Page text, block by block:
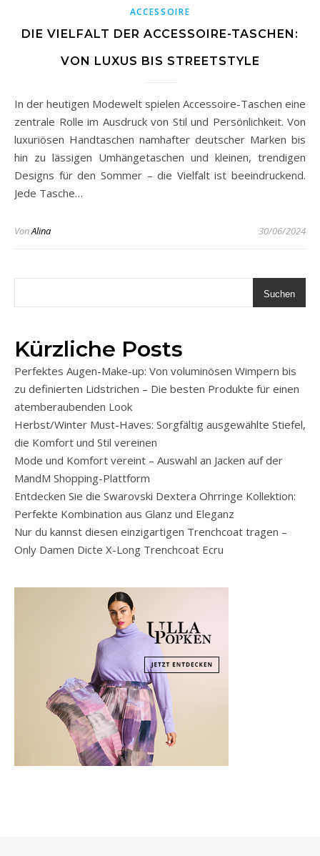
ACCESSOIRE
DIE VIELFALT DER ACCESSOIRE-TASCHEN:
VON LUXUS BIS STREETSTYLE
In der heutigen Modewelt spielen Accessoire-Taschen eine
zentrale Rolle im Ausdruck von Stil und Persönlichkeit. Von
luxuriösen Handtaschen namhafter deutscher Marken bis
hin zu lässigen Umhängetaschen und kleinen, trendigen
Designs für den Sommer – die Vielfalt ist beeindruckend.
Jede Tasche…
VonAlina 30/06/2024
Suchen
Kürzliche Posts
Perfektes Augen-Make-up: Von voluminösen Wimpern bis
zu definierten Lidstrichen – Die besten Produkte für einen
atemberaubenden Look
Herbst/Winter Must-Haves: Sorgfältig ausgewählte Stiefel,
die Komfort und Stil vereinen
Mode und Komfort vereint – Auswahl an Jacken auf der
MandM Shopping-Plattform
Entdecken Sie die Swarovski Dextera Ohrringe Kollektion:
Perfekte Kombination aus Glanz und Eleganz
Nur du kannst diesen einzigartigen Trenchcoat tragen –
Only Damen Dicte X-Long Trenchcoat Ecru